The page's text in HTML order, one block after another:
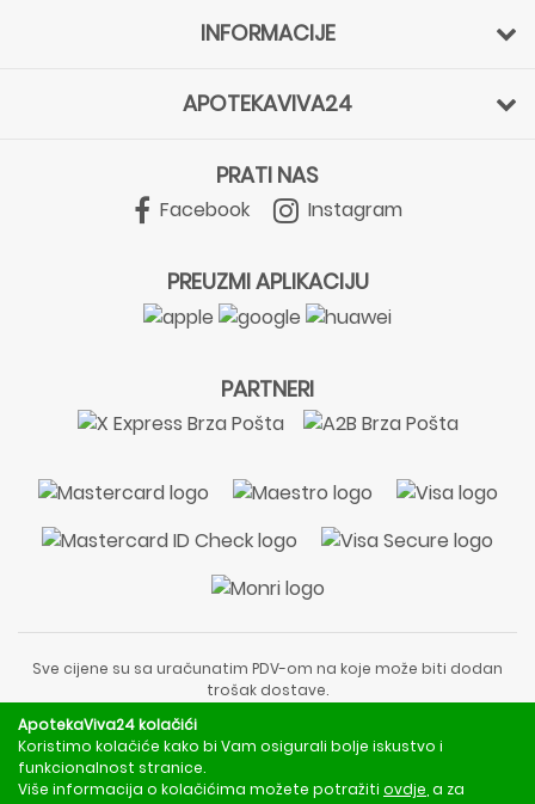
INFORMACIJE
APOTEKAVIVA24
PRATI NAS
Facebook Instagram
PREUZMI APLIKACIJU
PARTNERI
Sve cijene su sa uračunatim PDV-om na koje može biti dodan
trošak dostave.
liječnički pregled ili savjet farmaceuta.
Za obavijesti o mjerama opreza, rizicima i nuspojavama
obratite se svom liječniku ili farmaceutu.
ApotekaViva24 kolačići
Koristimo kolačiće kako bi Vam osigurali bolje iskustvo i
funkcionalnost stranice.
Više informacija o kolačićima možete potražiti ovdje , a za